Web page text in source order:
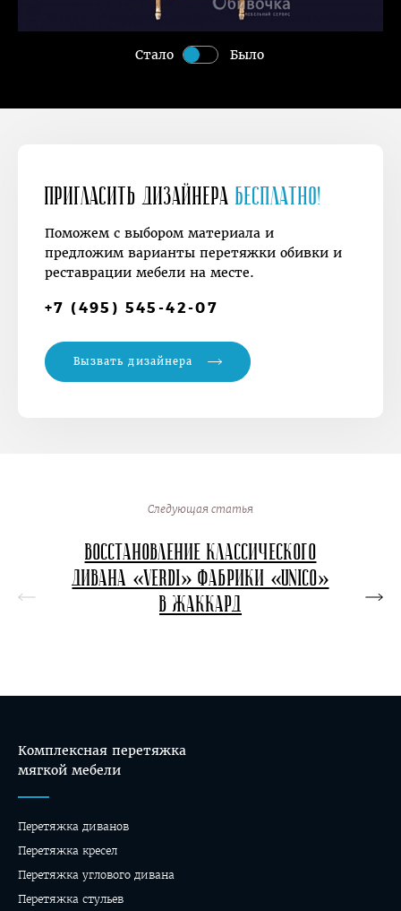
Было
Стало
Пригласить дизайнера Бесплатно!
Поможем с выбором материала и
предложим варианты перетяжки обивки и
реставрации мебели на месте.
+7 (495) 545-42-07
Вызвать дизайнера
Следующая статья
Восстановление классического
дивана «Verdi» фабрики «Unico»
в жаккард
Комплексная перетяжка
мягкой мебели
Перетяжка диванов
Перетяжка кресел
Перетяжка углового дивана
Перетяжка стульев